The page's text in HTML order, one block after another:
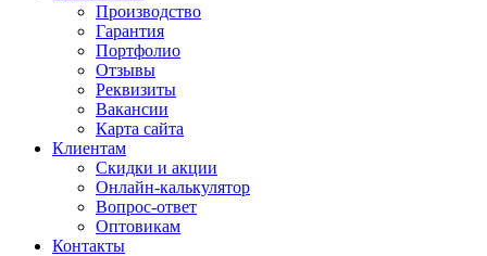
Производство
Гарантия
Портфолио
Отзывы
Реквизиты
Вакансии
Карта сайта
Клиентам
Скидки и акции
Онлайн-калькулятор
Вопрос-ответ
Оптовикам
Контакты